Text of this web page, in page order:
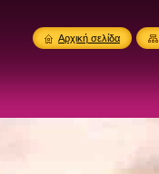
Αρχική σελίδα